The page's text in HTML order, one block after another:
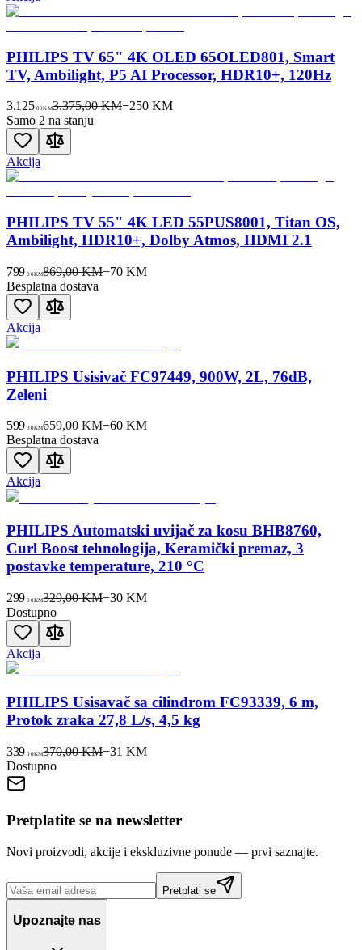
PHILIPS TV 65" 4K OLED 65OLED801, Smart
TV, Ambilight, P5 AI Processor, HDR10+, 120Hz
3.125 00KM3.375,00 KM−250KM
Samo 2 na stanju
Akcija
PHILIPS TV 55" 4K LED 55PUS8001, Titan OS,
Ambilight, HDR10+, Dolby Atmos, HDMI 2.1
799 00KM869,00 KM−70 KM
Besplatna dostava
Akcija
PHILIPS Usisivač FC97449, 900W, 2L, 76dB,
Zeleni
599 00KM659,00 KM−60 KM
Besplatna dostava
Akcija
PHILIPS Automatski uvijač za kosu BHB8760,
Curl Boost tehnologija, Keramički premaz, 3
postavke temperature, 210 °C
299 00KM329,00 KM−30 KM
Dostupno
Akcija
PHILIPS Usisavač sa cilindrom FC93339, 6 m,
Protok zraka 27,8 L/s, 4,5 kg
339 00KM370,00 KM−31 KM
Dostupno
Pretplatite se na newsletter
Novi proizvodi, akcije i ekskluzivne ponude — prvi saznajte.
Pretplati se
Upoznajte nas